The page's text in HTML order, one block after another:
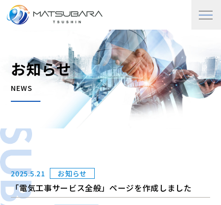
お知らせ
NEWS
2025.5.21 お知らせ
「電気工事サービス全般」ページを作成しました